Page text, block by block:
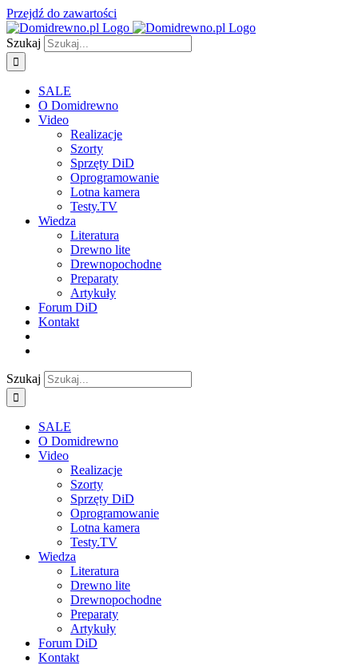
Przejdź do zawartości
Szukaj
SALE
O Domidrewno
Video
Realizacje
Szorty
Sprzęty DiD
Oprogramowanie
Lotna kamera
Testy.TV
Wiedza
Literatura
Drewno lite
Drewnopochodne
Preparaty
Artykuły
Forum DiD
Kontakt
Szukaj
SALE
O Domidrewno
Video
Realizacje
Szorty
Sprzęty DiD
Oprogramowanie
Lotna kamera
Testy.TV
Wiedza
Literatura
Drewno lite
Drewnopochodne
Preparaty
Artykuły
Forum DiD
Kontakt